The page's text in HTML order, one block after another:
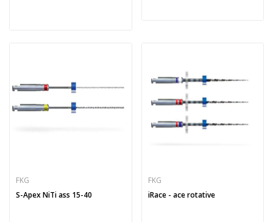
FKG
S-Apex NiTi ass 15-40
FKG
iRace - ace rotative